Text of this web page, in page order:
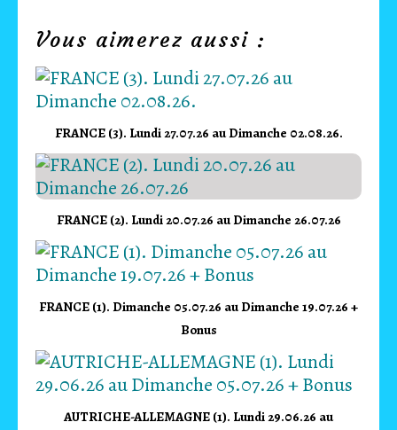
Vous aimerez aussi :
FRANCE (3). Lundi 27.07.26 au Dimanche 02.08.26.
FRANCE (2). Lundi 20.07.26 au Dimanche 26.07.26
FRANCE (1). Dimanche 05.07.26 au Dimanche 19.07.26 +
Bonus
AUTRICHE-ALLEMAGNE (1). Lundi 29.06.26 au